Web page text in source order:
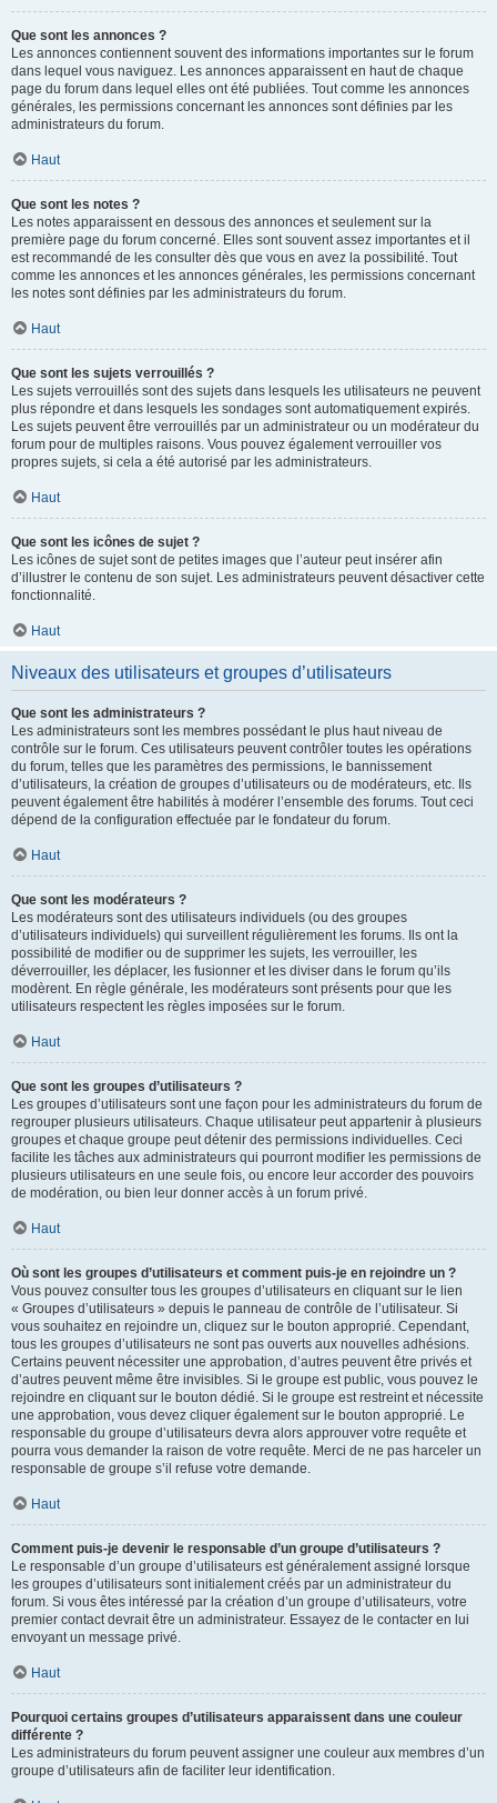
Que sont les annonces ?
Les annonces contiennent souvent des informations importantes sur le forum
dans lequel vous naviguez. Les annonces apparaissent en haut de chaque
page du forum dans lequel elles ont été publiées. Tout comme les annonces
générales, les permissions concernant les annonces sont définies par les
administrateurs du forum.
Haut
Que sont les notes ?
Les notes apparaissent en dessous des annonces et seulement sur la
première page du forum concerné. Elles sont souvent assez importantes et il
est recommandé de les consulter dès que vous en avez la possibilité. Tout
comme les annonces et les annonces générales, les permissions concernant
les notes sont définies par les administrateurs du forum.
Haut
Que sont les sujets verrouillés ?
Les sujets verrouillés sont des sujets dans lesquels les utilisateurs ne peuvent
plus répondre et dans lesquels les sondages sont automatiquement expirés.
Les sujets peuvent être verrouillés par un administrateur ou un modérateur du
forum pour de multiples raisons. Vous pouvez également verrouiller vos
propres sujets, si cela a été autorisé par les administrateurs.
Haut
Que sont les icônes de sujet ?
Les icônes de sujet sont de petites images que l’auteur peut insérer afin
d’illustrer le contenu de son sujet. Les administrateurs peuvent désactiver cette
fonctionnalité.
Haut
Niveaux des utilisateurs et groupes d’utilisateurs
Que sont les administrateurs ?
Les administrateurs sont les membres possédant le plus haut niveau de
contrôle sur le forum. Ces utilisateurs peuvent contrôler toutes les opérations
du forum, telles que les paramètres des permissions, le bannissement
d’utilisateurs, la création de groupes d’utilisateurs ou de modérateurs, etc. Ils
peuvent également être habilités à modérer l’ensemble des forums. Tout ceci
dépend de la configuration effectuée par le fondateur du forum.
Haut
Que sont les modérateurs ?
Les modérateurs sont des utilisateurs individuels (ou des groupes
d’utilisateurs individuels) qui surveillent régulièrement les forums. Ils ont la
possibilité de modifier ou de supprimer les sujets, les verrouiller, les
déverrouiller, les déplacer, les fusionner et les diviser dans le forum qu’ils
modèrent. En règle générale, les modérateurs sont présents pour que les
utilisateurs respectent les règles imposées sur le forum.
Haut
Que sont les groupes d’utilisateurs ?
Les groupes d’utilisateurs sont une façon pour les administrateurs du forum de
regrouper plusieurs utilisateurs. Chaque utilisateur peut appartenir à plusieurs
groupes et chaque groupe peut détenir des permissions individuelles. Ceci
facilite les tâches aux administrateurs qui pourront modifier les permissions de
plusieurs utilisateurs en une seule fois, ou encore leur accorder des pouvoirs
de modération, ou bien leur donner accès à un forum privé.
Haut
Où sont les groupes d’utilisateurs et comment puis-je en rejoindre un ?
Vous pouvez consulter tous les groupes d’utilisateurs en cliquant sur le lien
« Groupes d’utilisateurs » depuis le panneau de contrôle de l’utilisateur. Si
vous souhaitez en rejoindre un, cliquez sur le bouton approprié. Cependant,
tous les groupes d’utilisateurs ne sont pas ouverts aux nouvelles adhésions.
Certains peuvent nécessiter une approbation, d’autres peuvent être privés et
d’autres peuvent même être invisibles. Si le groupe est public, vous pouvez le
rejoindre en cliquant sur le bouton dédié. Si le groupe est restreint et nécessite
une approbation, vous devez cliquer également sur le bouton approprié. Le
responsable du groupe d’utilisateurs devra alors approuver votre requête et
pourra vous demander la raison de votre requête. Merci de ne pas harceler un
responsable de groupe s’il refuse votre demande.
Haut
Comment puis-je devenir le responsable d’un groupe d’utilisateurs ?
Le responsable d’un groupe d’utilisateurs est généralement assigné lorsque
les groupes d’utilisateurs sont initialement créés par un administrateur du
forum. Si vous êtes intéressé par la création d’un groupe d’utilisateurs, votre
premier contact devrait être un administrateur. Essayez de le contacter en lui
envoyant un message privé.
Haut
Pourquoi certains groupes d’utilisateurs apparaissent dans une couleur
différente ?
Les administrateurs du forum peuvent assigner une couleur aux membres d’un
groupe d’utilisateurs afin de faciliter leur identification.